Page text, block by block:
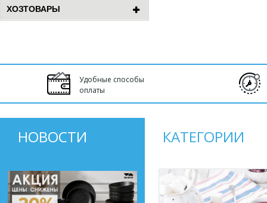
ХОЗТОВАРЫ
Удобные способы
оплаты
НОВОСТИ КАТЕГОРИИ